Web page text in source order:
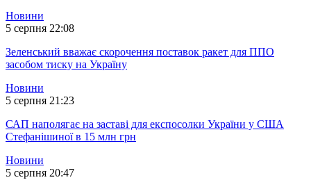
Новини
5 серпня 22:08
Зеленський вважає скорочення поставок ракет для ППО
засобом тиску на Україну
Новини
5 серпня 21:23
САП наполягає на заставі для експосолки України у США
Стефанішиної в 15 млн грн
Новини
5 серпня 20:47